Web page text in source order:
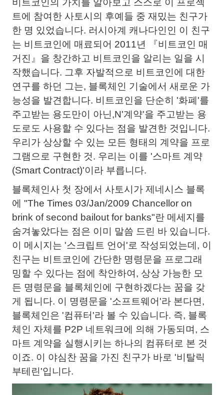
비트코인의 가치를 알아보고 스스로 이 프로젝
트에 참여한 사토시의 후예들 중 재밌는 친구가
한 명 있었습니다. 러시아계 캐나다인인 이 친구
는 비트코인에 매료되어 2011년 『비트코인 매
거진』을 창간하고 비트코인을 알리는 일을 시
작했습니다. 그후 자발적으로 비트코인에 대한
연구를 하던 그는, 블록체인 기술에서 새로운 가
능성을 발견합니다. 비트코인을 단순히 '화폐'를
주고받는 용도만이 아닌,N'계약'을 주고받는 용
도로도 사용할 수 있다는 점을 발견한 것입니다.
우리가 상상할 수 있는 모든 형태의 계약을 프로
그램으로 구현한 것. 우리는 이를 '스마트 계약
(Smart Contract)'이라 부릅니다.
블록체인사 첫 장에서 사토시가 제네시스 블록
에 "The Times 03/Jan/2009 Chancellor on
brink of second bailout for banks"란 메세지를
숨겨놓았다는 점은 이미 말씀 드린 바 있습니다.
이 메시지는 '스크립트 언어'로 작성되었는데, 이
친구는 비트코인에 간단한 명령문을 프로그래
밍할 수 있다는 점에 착안하여, 상상 가능한 모
든 명령문을 블록체인에 구현하겠다는 꿈을 갖
게 됩니다. 이 명령문을 '소프트웨어'라 본다면,
블록체인은 '컴퓨터'라 볼 수 있습니다. 즉, 블록
체인 자체를 P2P 네트워크에 의해 가동되며, 스
마트 계약을 실행시키는 하나의 컴퓨터로 본 것
이죠. 이 야심찬 꿈을 가진 친구가 바로 '비탈릭
부테린'입니다.